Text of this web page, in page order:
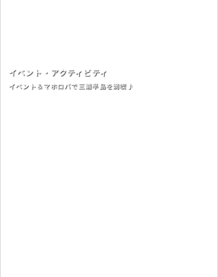
イベント・アクティビティ
イベント＆マホロバで三浦半島を満喫♪